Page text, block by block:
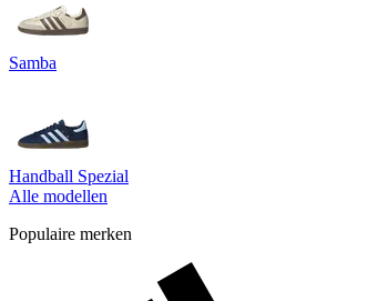
Samba
Handball Spezial
Alle modellen
Populaire merken